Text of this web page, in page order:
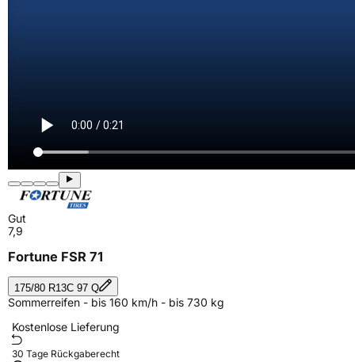
Gut
7,9
Fortune FSR 71
175/80 R13C 97 Q
Sommerreifen - bis 160 km/h - bis 730 kg
Kostenlose Lieferung
30 Tage Rückgaberecht